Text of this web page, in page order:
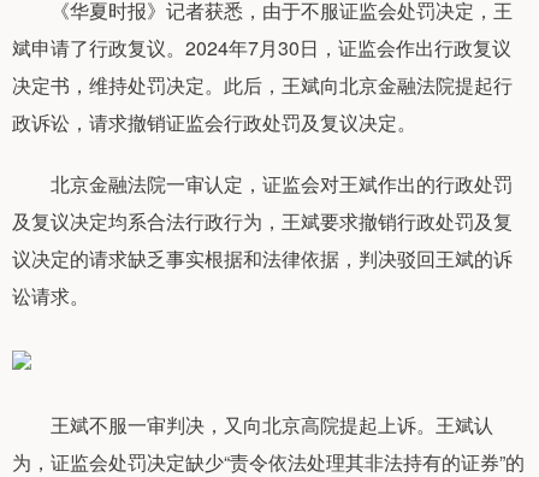
《华夏时报》记者获悉，由于不服证监会处罚决定，王
斌申请了行政复议。2024年7月30日，证监会作出行政复议
决定书，维持处罚决定。此后，王斌向北京金融法院提起行
政诉讼，请求撤销证监会行政处罚及复议决定。
北京金融法院一审认定，证监会对王斌作出的行政处罚
及复议决定均系合法行政行为，王斌要求撤销行政处罚及复
议决定的请求缺乏事实根据和法律依据，判决驳回王斌的诉
讼请求。
王斌不服一审判决，又向北京高院提起上诉。王斌认
为，证监会处罚决定缺少“责令依法处理其非法持有的证券”的